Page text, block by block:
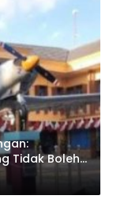
Tidak Boleh